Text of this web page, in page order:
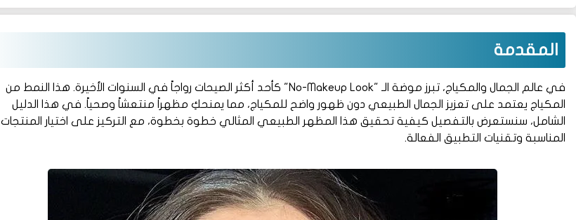
المقدمة
في عالم الجمال والمكياج، تبرز موضة الـ "No-Makeup Look" كأحد أكثر الصيحات رواجاً في السنوات الأخيرة. هذا النمط من
المكياج يعتمد على تعزيز الجمال الطبيعي دون ظهور واضح للمكياج، مما يمنحكِ مظهراً منتعشاً وصحياً. في هذا الدليل
الشامل، سنستعرض بالتفصيل كيفية تحقيق هذا المظهر الطبيعي المثالي خطوة بخطوة، مع التركيز على اختيار المنتجات
المناسبة وتقنيات التطبيق الفعالة.